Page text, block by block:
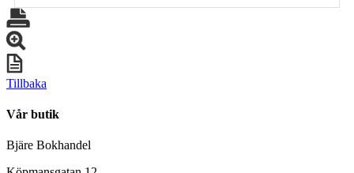
Tillbaka
Vår butik
Bjäre Bokhandel